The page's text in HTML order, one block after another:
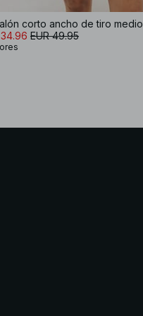
corto ancho de tiro medio
EUR 49.95